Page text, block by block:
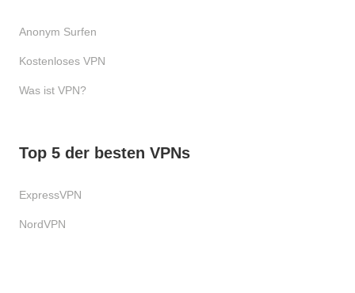
Anonym Surfen
Kostenloses VPN
Was ist VPN?
Top 5 der besten VPNs
ExpressVPN
NordVPN